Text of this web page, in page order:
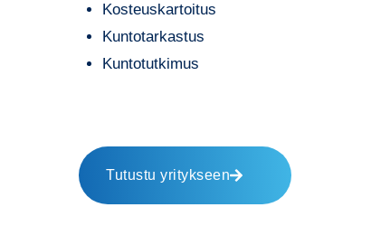
Kosteuskartoitus
Kuntotarkastus
Kuntotutkimus
Tutustu yritykseen